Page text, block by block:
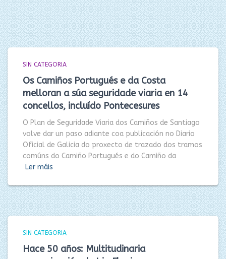
SIN CATEGORIA
Os Camiños Portugués e da Costa
melloran a súa seguridade viaria en 14
concellos, incluído Pontecesures
O Plan de Seguridade Viaria dos Camiños de Santiago
volve dar un paso adiante coa publicación no Diario
Oficial de Galicia do proxecto de trazado dos tramos
comúns do Camiño Portugués e do Camiño da
Ler máis
SIN CATEGORIA
Hace 50 años: Multitudinaria